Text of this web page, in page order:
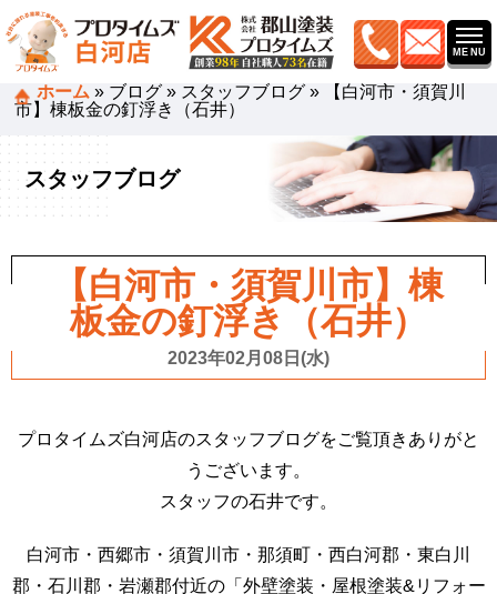
ホーム » ブログ » スタッフブログ »
【白河市・須賀川
市】棟板金の釘浮き（石井）
スタッフブログ
【白河市・須賀川市】棟
板金の釘浮き（石井）
2023年02月08日(水)
プロタイムズ白河店のスタッフブログをご覧頂きありがと
うございます。
スタッフの石井です。
白河市・西郷市・須賀川市・那須町・西白河郡・東白川
郡・石川郡・岩瀬郡付近の「外壁塗装・屋根塗装&リフォー